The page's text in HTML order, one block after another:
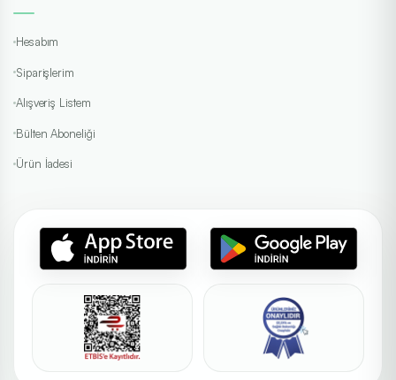
Hesabım
Siparişlerim
Alışveriş Listem
Bülten Aboneliği
Ürün İadesi